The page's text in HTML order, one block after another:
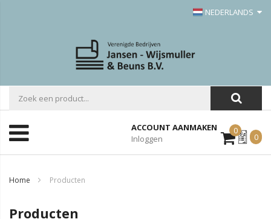
NEDERLANDS
ACCOUNT AANMAKEN
Inloggen
0Mijn
Offerte
0
Home Producten
Producten